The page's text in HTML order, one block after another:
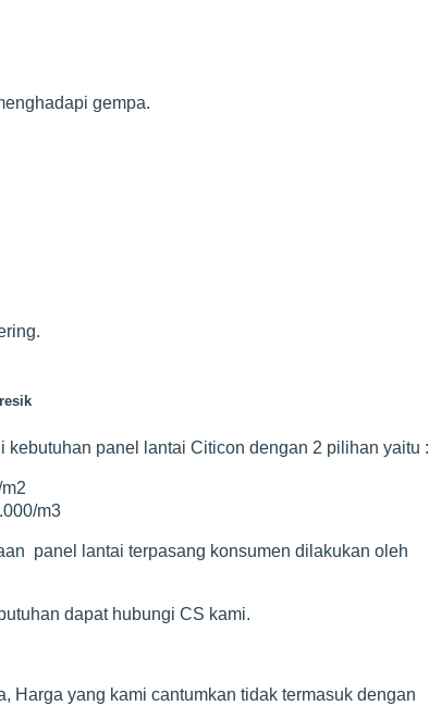
gempa.
kebutuhan panel lantai Citicon dengan 2 pilihan yaitu :
m3
panel lantai terpasang konsumen dilakukan oleh
dapat hubungi CS kami.
Harga yang kami cantumkan tidak termasuk dengan